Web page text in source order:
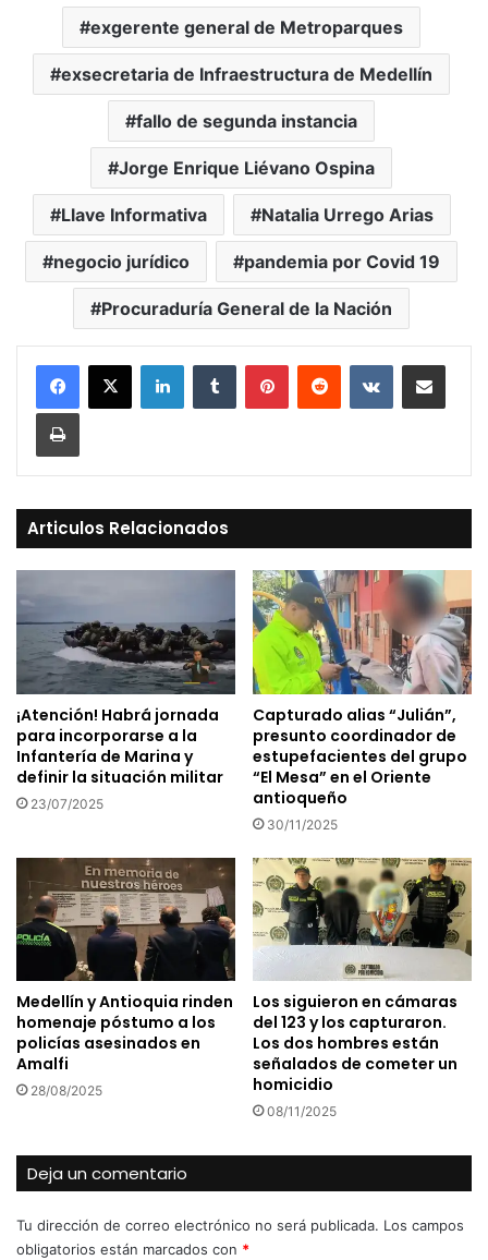
exgerente general de Metroparques
exsecretaria de Infraestructura de Medellín
fallo de segunda instancia
Jorge Enrique Liévano Ospina
Llave Informativa Natalia Urrego Arias
negocio jurídico pandemia por Covid 19
Procuraduría General de la Nación
LinkedInTumblr PinterestReddit VKontakteCompartir vía Mail
Print
Articulos Relacionados
¡Atención! Habrá jornada
para incorporarse a la
Infantería de Marina y
definir la situación militar
23/07/2025
Capturado alias “Julián”,
presunto coordinador de
estupefacientes del grupo
“El Mesa” en el Oriente
antioqueño
30/11/2025
Medellín y Antioquia rinden
homenaje póstumo a los
policías asesinados en
Amalfi
28/08/2025
Los siguieron en cámaras
del 123 y los capturaron.
Los dos hombres están
señalados de cometer un
homicidio
08/11/2025
Deja un comentario
Tu dirección de correo electrónico no será publicada. Los campos
obligatorios están marcados con *